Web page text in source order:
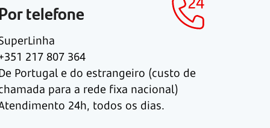
Por telefone
217 807 364
Portugal e do estrangeiro (custo de
para a rede fixa nacional)
24h, todos os dias.